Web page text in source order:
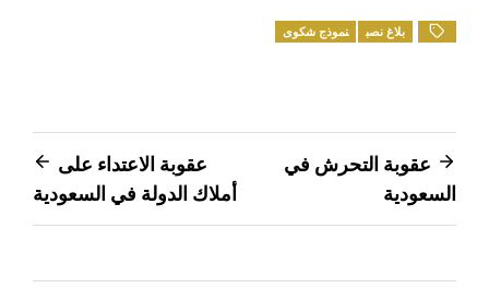
بلاغ نصب نموذج شكوى
تصفّح
المقالات
عقوبة التحرش في
السعودية
عقوبة الاعتداء على
أملاك الدولة في السعودية